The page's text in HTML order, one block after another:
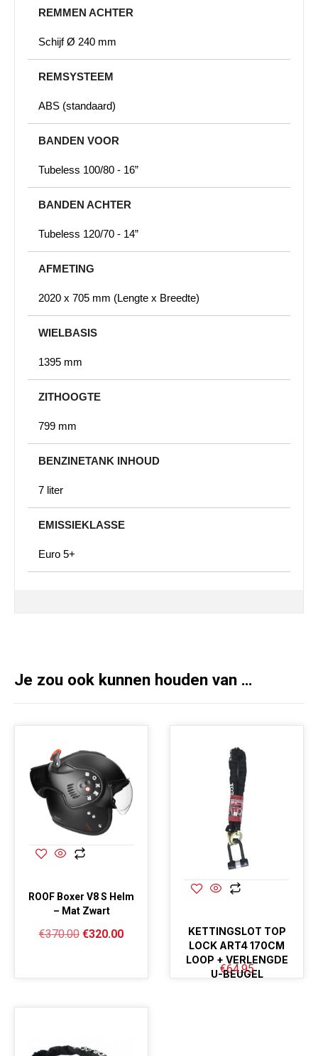
REMMEN ACHTER
Schijf Ø 240 mm
REMSYSTEEM
ABS (standaard)
BANDEN VOOR
Tubeless 100/80 - 16”
BANDEN ACHTER
Tubeless 120/70 - 14”
AFMETING
2020 x 705 mm (Lengte x Breedte)
WIELBASIS
1395 mm
ZITHOOGTE
799 mm
BENZINETANK INHOUD
7 liter
EMISSIEKLASSE
Euro 5+
Je zou ook kunnen houden van …
ROOF Boxer V8 S Helm
– Mat Zwart
€370.00 €320.00
KETTINGSLOT TOP
LOCK ART4 170CM
LOOP + VERLENGDE
U-BEUGEL
€64.95